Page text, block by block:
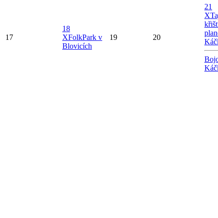
17
18
XFolkPark v
Blovicích
19 20
21
X